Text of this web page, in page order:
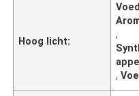
Hoog licht:
,
,